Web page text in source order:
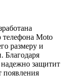
телефона Moto
размеру и
Благодаря
защитит
появления